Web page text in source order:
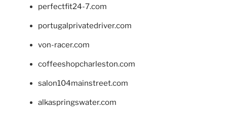
perfectfit24-7.com
portugalprivatedriver.com
von-racer.com
coffeeshopcharleston.com
salon104mainstreet.com
alkaspringswater.com